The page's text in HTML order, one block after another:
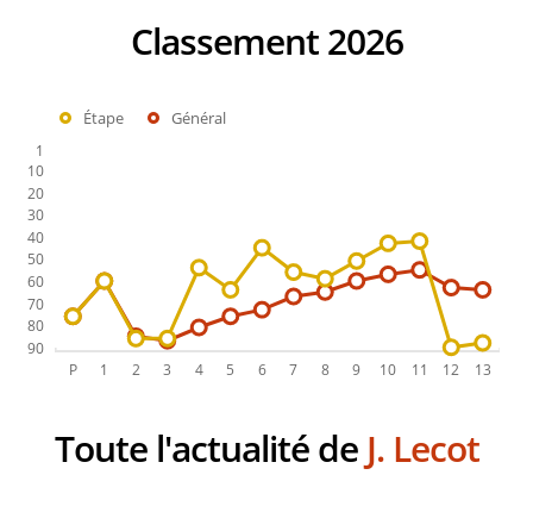
Classement 2026
Étape Général
Toute l'actualité de J. Lecot